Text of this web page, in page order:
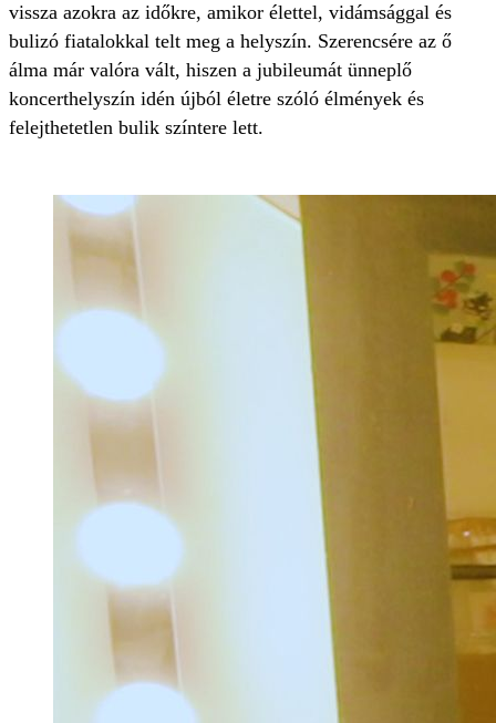
vissza azokra az időkre, amikor élettel, vidámsággal és
bulizó fiatalokkal telt meg a helyszín. Szerencsére az ő
álma már valóra vált, hiszen a jubileumát ünneplő
koncerthelyszín idén újból életre szóló élmények és
felejthetetlen bulik színtere lett.